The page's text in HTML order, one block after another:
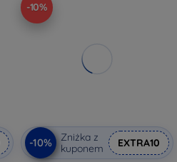
-10%
-10%
Zniżka z
kuponem
EXTRA10